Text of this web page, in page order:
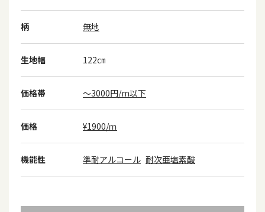
柄 無地
生地幅 122㎝
価格帯 ～3000円/m以下
価格 ¥1900/ｍ
機能性 準耐アルコール 耐次亜塩素酸